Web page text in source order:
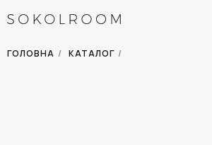
ГОЛОВНА / КАТАЛОГ /